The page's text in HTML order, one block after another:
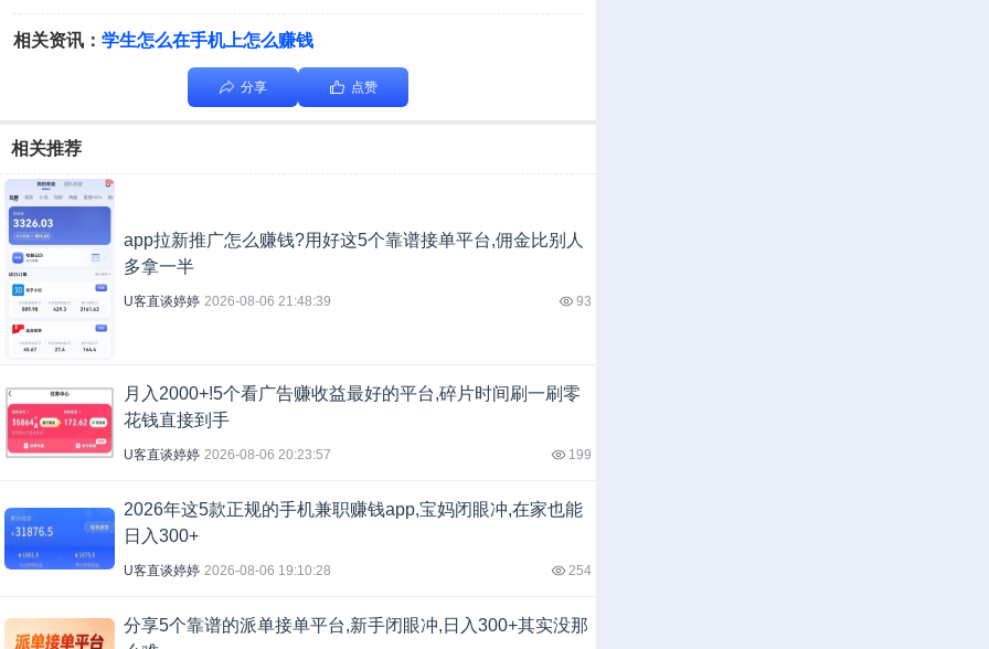
相关资讯： 学生怎么在手机上怎么赚钱
分享 点赞
相关推荐
app拉新推广怎么赚钱?用好这5个靠谱接单平台,佣金比别人
多拿一半
U客直谈婷婷 2026-08-06 21:48:39 93
月入2000+!5个看广告赚收益最好的平台,碎片时间刷一刷零
花钱直接到手
U客直谈婷婷 2026-08-06 20:23:57 199
2026年这5款正规的手机兼职赚钱app,宝妈闭眼冲,在家也能
日入300+
U客直谈婷婷 2026-08-06 19:10:28 254
分享5个靠谱的派单接单平台,新手闭眼冲,日入300+其实没那